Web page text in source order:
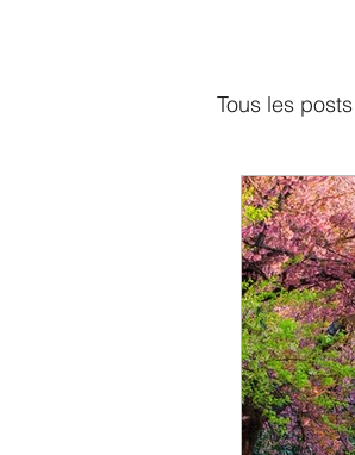
Tous les posts